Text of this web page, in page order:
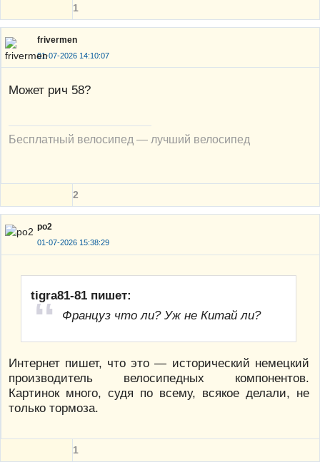
1
frivermen
01-07-2026 14:10:07
Может рич 58?
Бесплатный велосипед — лучший велосипед
2
po2
01-07-2026 15:38:29
tigra81-81 пишет:
Француз что ли? Уж не Китай ли?
Интернет пишет, что это — исторический немецкий
производитель велосипедных компонентов.
Картинок много, судя по всему, всякое делали, не
только тормоза.
1